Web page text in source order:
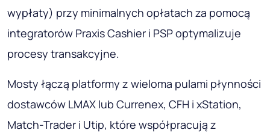
wypłaty) przy minimalnych opłatach za pomocą
integratorów Praxis Cashier i PSP optymalizuje
procesy transakcyjne.
Mosty łączą platformy z wieloma pulami płynności
dostawców LMAX lub Currenex, CFH i xStation,
Match-Trader i Utip, które współpracują z